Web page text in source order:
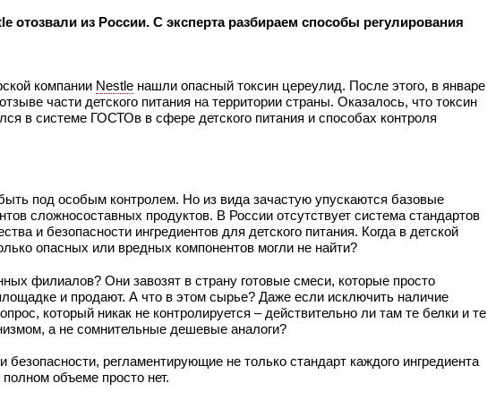
отозвали из России. С эксперта разбираем способы регулирования
компании Nestle нашли опасный токсин цереулид. После этого, в январе
части детского питания на территории страны. Оказалось, что токсин
в системе ГОСТОв в сфере детского питания и способах контроля
под особым контролем. Но из вида зачастую упускаются базовые
сложносоставных продуктов. В России отсутствует система стандартов
и безопасности ингредиентов для детского питания. Когда в детской
опасных или вредных компонентов могли не найти?
филиалов? Они завозят в страну готовые смеси, которые просто
и продают. А что в этом сырье? Даже если исключить наличие
который никак не контролируется – действительно ли там те белки и те
а не сомнительные дешевые аналоги?
регламентирующие не только стандарт каждого ингредиента
объеме просто нет.